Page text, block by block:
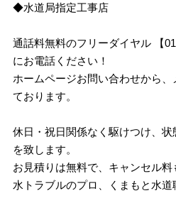
◆水道局指定工事店
通話料無料のフリーダイヤル 【
にお電話ください！
ホームページお問い合わせから
ております。
休日・祝日関係なく駆けつけ、
を致します。
お見積りは無料で、キャンセル料
水トラブルのプロ、くまもと水